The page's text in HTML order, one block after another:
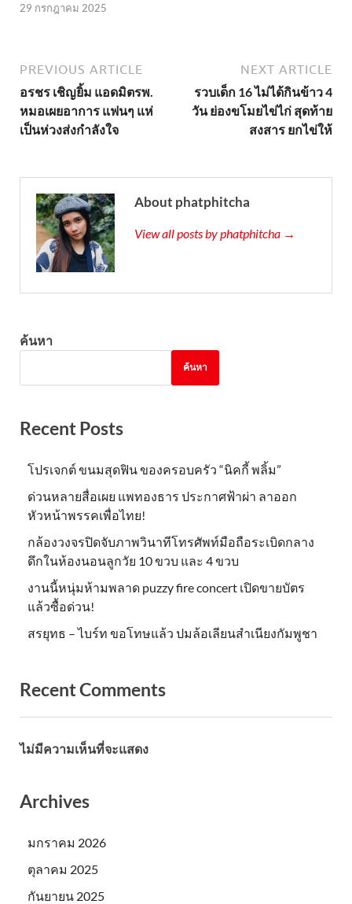
29 กรกฎาคม 2025
PREVIOUS ARTICLE
อรชร เชิญยิ้ม แอดมิตรพ.
หมอเผยอาการ แฟนๆ แห่
เป็นห่วงส่งกำลังใจ
NEXT ARTICLE
รวบเด็ก 16 ไม่ได้กินข้าว 4
วัน ย่องขโมยไข่ไก่ สุดท้าย
สงสาร ยกไข่ให้
About phatphitcha
View all posts by phatphitcha →
ค้นหา
ค้นหา
Recent Posts
โปรเจกต์ ขนมสุดฟิน ของครอบครัว “นิคกี้ พลิ้ม”
ด่วนหลายสื่อเผย แพทองธาร ประกาศฟ้าผ่า ลาออก
หัวหน้าพรรคเพื่อไทย!
กล้องวงจรปิดจับภาพวินาทีโทรศัพท์มือถือระเบิดกลาง
ดึกในห้องนอนลูกวัย 10 ขวบ และ 4 ขวบ
งานนี้หนุ่มห้ามพลาด puzzy fire concert เปิดขายบัตร
แล้วซื้อด่วน!
สรยุทธ – ไบร์ท ขอโทษแล้ว ปมล้อเลียนสำเนียงกัมพูชา
Recent Comments
ไม่มีความเห็นที่จะแสดง
Archives
มกราคม 2026
ตุลาคม 2025
กันยายน 2025